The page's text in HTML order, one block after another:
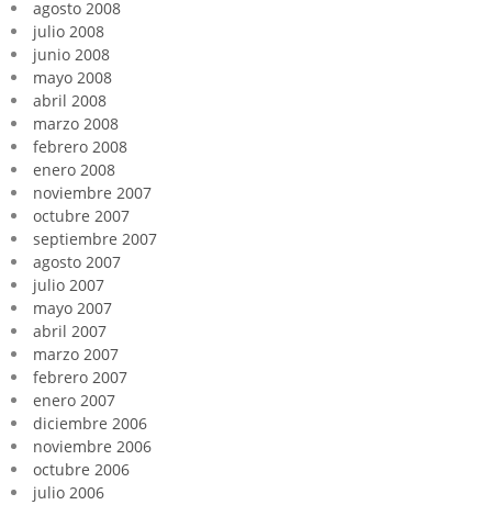
agosto 2008
julio 2008
junio 2008
mayo 2008
abril 2008
marzo 2008
febrero 2008
enero 2008
noviembre 2007
octubre 2007
septiembre 2007
agosto 2007
julio 2007
mayo 2007
abril 2007
marzo 2007
febrero 2007
enero 2007
diciembre 2006
noviembre 2006
octubre 2006
julio 2006